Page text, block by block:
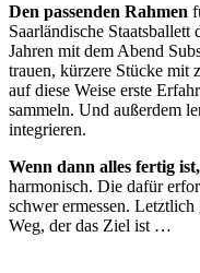
Den passenden Rahmen
Saarländische
Jahren mit dem Abend
trauen, kürzere Stücke mit
auf diese Weise erste
sammeln. Und außerdem
integrieren.
Wenn dann alles fertig ist,
harmonisch. Die dafür
schwer ermessen.
Weg, der das Ziel ist …